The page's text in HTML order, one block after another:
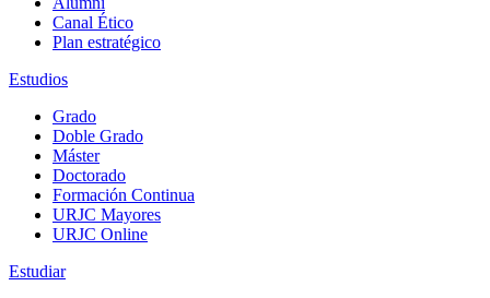
Canal Ético
Plan estratégico
Estudios
Grado
Doble Grado
Máster
Doctorado
Formación Continua
URJC Mayores
URJC Online
Estudiar